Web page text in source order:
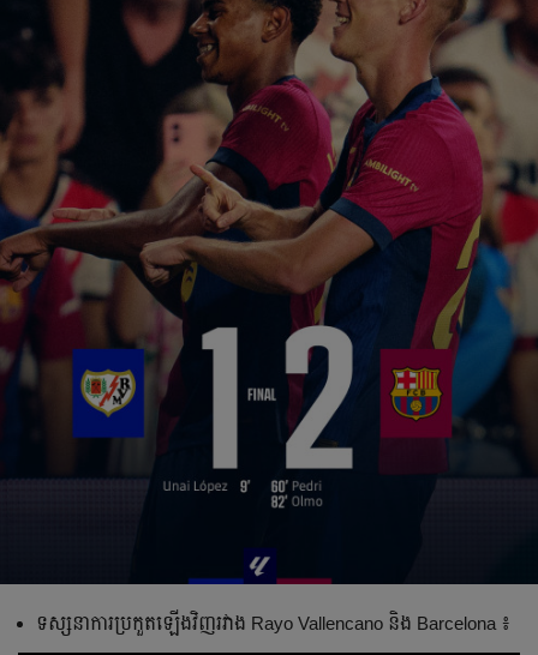
ទស្សនា​ការ​ប្រកួត​ឡើង​​វិញ​រវាង Rayo Vallencano និង Barcelona ៖​